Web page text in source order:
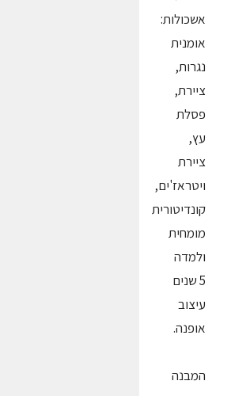
אשכולות:
אומנית
נגרות,
ציירת,
פסלת
עץ,
ציירת
ויטראז'ים,
קונדיטורית
מומחית
ולמדה
5 שנים
עיצוב
אופנה.
המבנה